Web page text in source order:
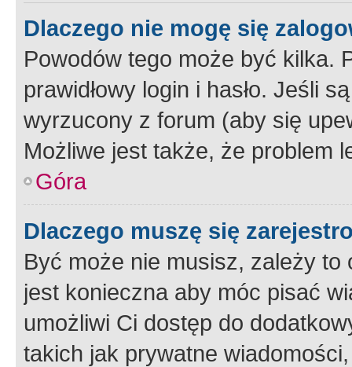
Dlaczego nie mogę się
Powodów tego może być kilka.
prawidłowy login i hasło. Jeśli
wyrzucony z forum (aby się
Możliwe jest także, że problem
Góra
Dlaczego muszę się
Być może nie musisz, zależy
jest konieczna aby móc pisać
umożliwi Ci dostęp do
takich jak prywatne